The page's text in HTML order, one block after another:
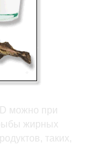
можно при
жирных
таких,